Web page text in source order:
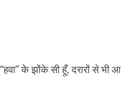
के झोंके सी हूँ, दरारों से भी आ